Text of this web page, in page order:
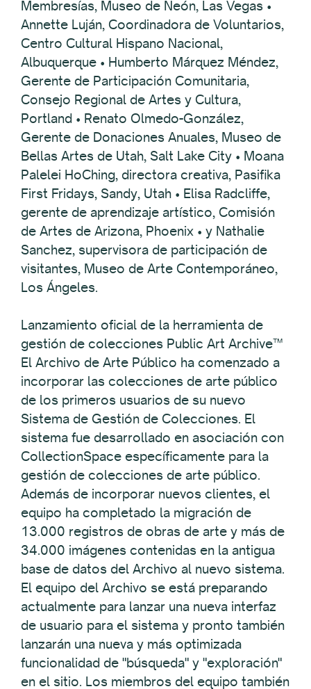
Membresías, Museo de Neón, Las Vegas •
Annette Luján, Coordinadora de Voluntarios,
Centro Cultural Hispano Nacional,
Albuquerque • Humberto Márquez Méndez,
Gerente de Participación Comunitaria,
Consejo Regional de Artes y Cultura,
Portland • Renato Olmedo-González,
Gerente de Donaciones Anuales, Museo de
Bellas Artes de Utah, Salt Lake City • Moana
Palelei HoChing, directora creativa, Pasifika
First Fridays, Sandy, Utah • Elisa Radcliffe,
gerente de aprendizaje artístico, Comisión
de Artes de Arizona, Phoenix • y Nathalie
Sanchez, supervisora de participación de
visitantes, Museo de Arte Contemporáneo,
Los Ángeles.
Lanzamiento oficial de la herramienta de
gestión de colecciones Public Art Archive™
El Archivo de Arte Público ha comenzado a
incorporar las colecciones de arte público
de los primeros usuarios de su nuevo
Sistema de Gestión de Colecciones. El
sistema fue desarrollado en asociación con
CollectionSpace específicamente para la
gestión de colecciones de arte público.
Además de incorporar nuevos clientes, el
equipo ha completado la migración de
13.000 registros de obras de arte y más de
34.000 imágenes contenidas en la antigua
base de datos del Archivo al nuevo sistema.
El equipo del Archivo se está preparando
actualmente para lanzar una nueva interfaz
de usuario para el sistema y pronto también
lanzarán una nueva y más optimizada
funcionalidad de "búsqueda" y "exploración"
en el sitio. Los miembros del equipo también